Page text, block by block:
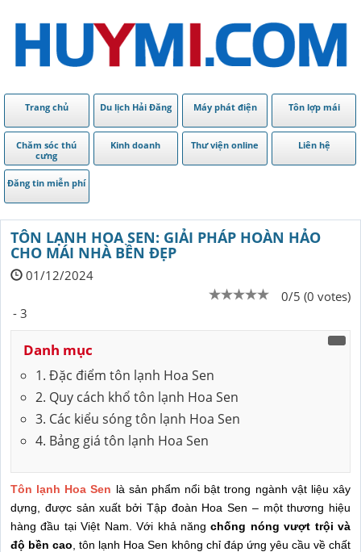
Trang chủ Du lịch Hải Đăng Máy phát điện Tôn lợp mái
Chăm sóc thú
cưng
Kinh doanh Thư viện online Liên hệ
Đăng tin miễn phí
TÔN LẠNH HOA SEN: GIẢI PHÁP HOÀN HẢO
CHO MÁI NHÀ BỀN ĐẸP
01/12/2024
0/5 (0 votes)
- 3
Danh mục
1. Đặc điểm tôn lạnh Hoa Sen
2. Quy cách khổ tôn lạnh Hoa Sen
3. Các kiểu sóng tôn lạnh Hoa Sen
4. Bảng giá tôn lạnh Hoa Sen
Tôn lạnh Hoa Sen là sản phẩm nổi bật trong ngành vật liệu xây
dựng, được sản xuất bởi Tập đoàn Hoa Sen – một thương hiệu
hàng đầu tại Việt Nam. Với khả năngchống nóng vượt trội và
độ bền cao , tôn lạnh Hoa Sen không chỉ đáp ứng yêu cầu về chất